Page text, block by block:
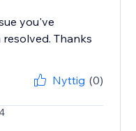
you've
Thanks
Nyttig (0)